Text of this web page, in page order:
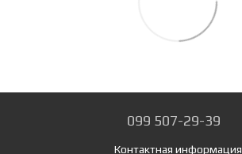
099 507-29-39
Контактная информация